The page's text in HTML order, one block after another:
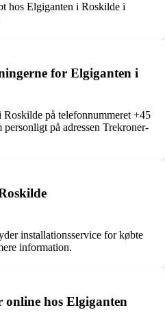
hos Elgiganten i Roskilde i
for Elgiganten i
på telefonnummeret +45
på adressen Trekroner-
installationsservice for købte
information.
hos Elgiganten